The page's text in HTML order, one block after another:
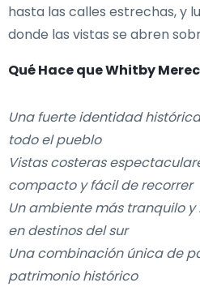
hasta las calles estrechas, y
donde las vistas se abren
Qué Hace que Whitby
Una fuerte identidad
todo el pueblo
Vistas costeras
compacto y fácil de recorrer
Un ambiente más tranquilo
en destinos del sur
Una combinación única de
patrimonio histórico